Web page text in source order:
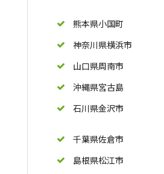
熊本県小国町
神奈川県横浜市
山口県周南市
沖縄県宮古島
石川県金沢市
千葉県佐倉市
島根県松江市